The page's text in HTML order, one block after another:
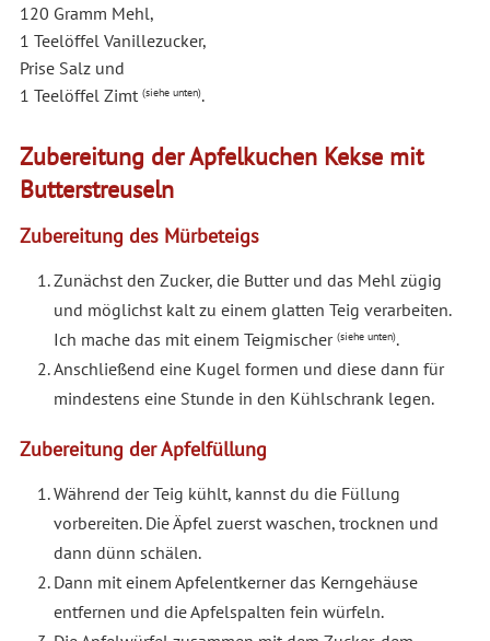
120 Gramm Mehl,
1 Teelöffel Vanillezucker,
Prise Salz und
1 Teelöffel Zimt (siehe unten).
Zubereitung der Apfelkuchen Kekse mit
Butterstreuseln
Zubereitung des Mürbeteigs
Zunächst den Zucker, die Butter und das Mehl zügig
und möglichst kalt zu einem glatten Teig verarbeiten.
Ich mache das mit einem Teigmischer (siehe unten).
Anschließend eine Kugel formen und diese dann für
mindestens eine Stunde in den Kühlschrank legen.
Zubereitung der Apfelfüllung
Während der Teig kühlt, kannst du die Füllung
vorbereiten. Die Äpfel zuerst waschen, trocknen und
dann dünn schälen.
Dann mit einem Apfelentkerner das Kerngehäuse
entfernen und die Apfelspalten fein würfeln.